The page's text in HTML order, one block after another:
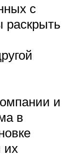
с
раскрыть
и
в
их